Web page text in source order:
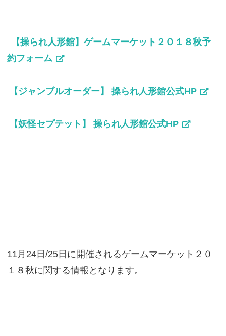
【操られ人形館】ゲームマーケット２０１８秋予
約フォーム
【ジャンブルオーダー】 操られ人形館公式HP
【妖怪セプテット】 操られ人形館公式HP
11月24日/25日に開催されるゲームマーケット２０
１８秋に関する情報となります。